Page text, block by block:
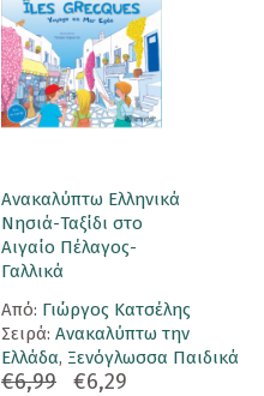
Ανακαλύπτω Ελληνικά
Νησιά-Ταξίδι στο
Αιγαίο Πέλαγος-
Γαλλικά
Aπό: Γιώργος Κατσέλης
Σειρά: Ανακαλύπτω την
Ελλάδα, Ξενόγλωσσα Παιδικά
€6,99 €6,29